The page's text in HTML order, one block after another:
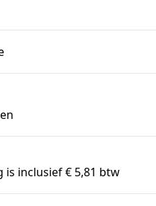
is inclusief € 5,81 btw